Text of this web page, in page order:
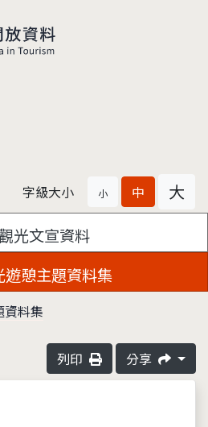
字級大小 小 中 大
光文宣資料
遊憩主題資料集
資料集
列印 分享